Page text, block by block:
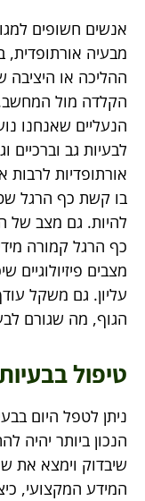
אנשים חשופים
מבעיה אורתופדית,
ההליכה או היציבה
הקלדה מול
הנעליים שאנחנו
לבעיות גב וברכיים
אורתופדיות
בו קשת כף הרגל
להיות. גם מצב של
כף הרגל קמורה
מצבים פיזיולוגיים
עליון. גם משקל
הגוף, מה שגורם
טיפול
ניתן לטפל היום
הנכון ביותר יהיה
שיבדוק וימצא את
המידע המקצועי,